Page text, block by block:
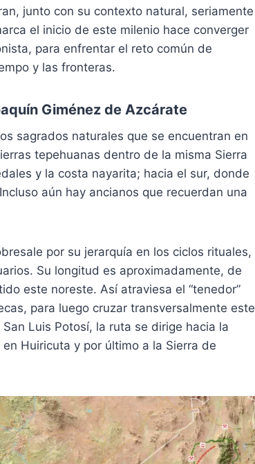
junto con su contexto natural, seriamente
el inicio de este milenio hace converger
para enfrentar el reto común de
y las fronteras.
Giménez de Azcárate
sagrados naturales que se encuentran en
tepehuanas dentro de la misma Sierra
y la costa nayarita; hacia el sur, donde
aún hay ancianos que recuerdan una
por su jerarquía en los ciclos rituales,
Su longitud es aproximadamente, de
este noreste. Así atraviesa el “tenedor”
para luego cruzar transversalmente este
Luis Potosí, la ruta se dirige hacia la
Huiricuta y por último a la Sierra de